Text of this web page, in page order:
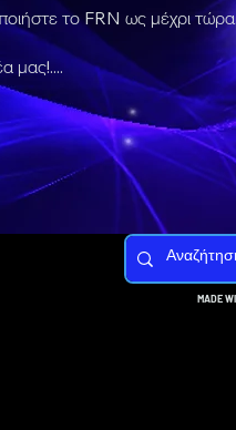
το FRN ως μέχρι
μας!....
MADE